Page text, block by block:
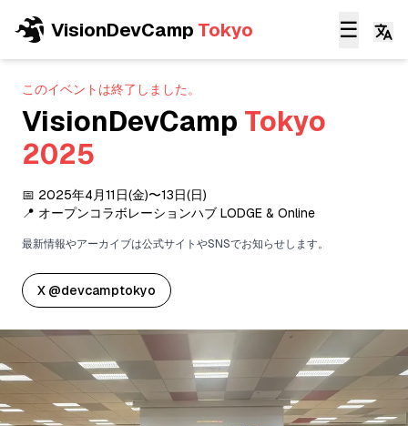
VisionDevCamp Tokyo ☰
このイベントは終了しました。
VisionDevCamp Tokyo
2025
📅 2025年4月11日(金)〜13日(日)
📍 オープンコラボレーションハブ LODGE & Online
最新情報やアーカイブは公式サイトやSNSでお知らせします。
X @devcamptokyo